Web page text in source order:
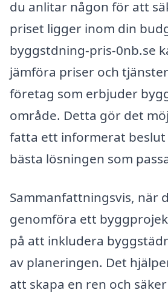
du anlitar någon för att
priset ligger inom din
byggstdning-pris-0nb.se
jämföra priser och
företag som erbjuder
område. Detta gör det
fatta ett informerat
bästa lösningen som
Sammanfattningsvis, när
genomföra ett
på att inkludera
av planeringen. Det
att skapa en ren och